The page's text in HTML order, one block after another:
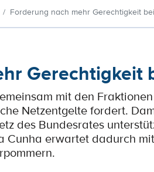
Forderung nach mehr Gerechtigkeit
Gerechtigkeit
mit den
Netzentgelte fordert.
des Bundesrates
Cunha erwartet dadurch